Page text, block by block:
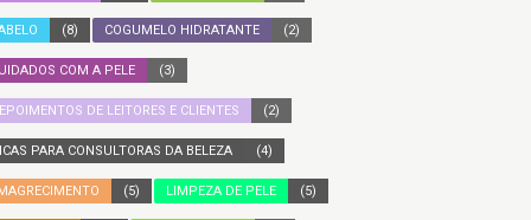
(8) COGUMELO HIDRATANTE (2)
COM A PELE (3)
DE LEITORES E CLIENTES (2)
PARA CONSULTORAS DA BELEZA (4)
(5) LIMPEZA DE PELE (5)